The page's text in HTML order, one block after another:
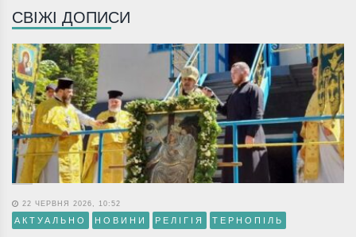
СВІЖІ ДОПИСИ
22 ЧЕРВНЯ 2026, 10:52
АКТУАЛЬНО НОВИНИ РЕЛІГІЯ ТЕРНОПІЛЬ